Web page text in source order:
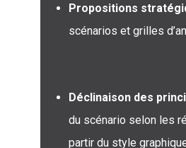
Propositions
scénarios et grilles
Déclinaison des
du scénario selon les
partir du style